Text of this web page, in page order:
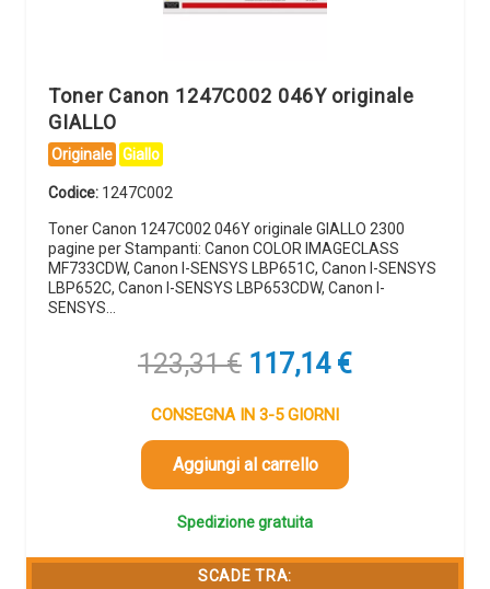
Toner Canon 1247C002 046Y originale
GIALLO
Originale Giallo
Codice: 1247C002
Toner Canon 1247C002 046Y originale GIALLO 2300
pagine per Stampanti: Canon COLOR IMAGECLASS
MF733CDW, Canon I-SENSYS LBP651C, Canon I-SENSYS
LBP652C, Canon I-SENSYS LBP653CDW, Canon I-
SENSYS…
123,31€ Il
originale
era:
123,31 €.
117,14 €Il
CONSEGNA IN 3-5 GIORNI
Aggiungi al carrello
Spedizione gratuita
SCADE TRA: